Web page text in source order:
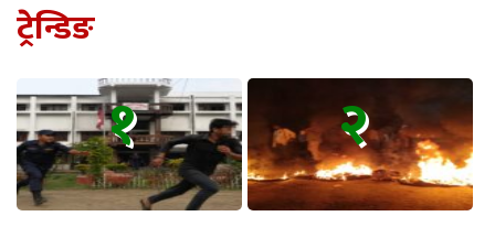
ट्रेन्डिङ
१ २